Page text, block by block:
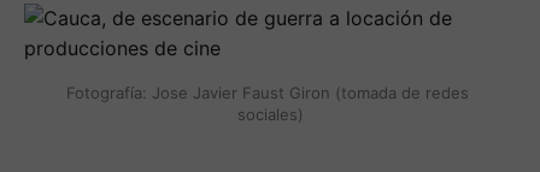
Fotografía: Jose Javier Faust Giron (tomada de redes
sociales)